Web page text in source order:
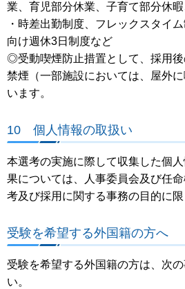
業、育児部分休業、子育て部分休
・時差出勤制度、フレックスタイ
向け週休3日制度など
◎受動喫煙防止措置として、採用
禁煙（一部施設においては、屋外
います。
10 個人情報の取扱い
本選考の実施に際して収集した個
果については、人事委員会及び任
考及び採用に関する事務の目的に限
受験を希望する外国籍の方へ
受験を希望する外国籍の方は、次
い。